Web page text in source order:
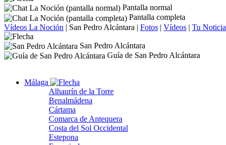
Pantalla normal
Pantalla completa
Vídeos La Noción | San Pedro Alcántara | Fotos | Vídeos | Tu Noticia
San Pedro Alcántara
Guía de San Pedro Alcántara
Málaga
Alhaurín de la Torre
Benalmádena
Cártama
Comarca de Antequera
Costa del Sol Occidental
Estepona